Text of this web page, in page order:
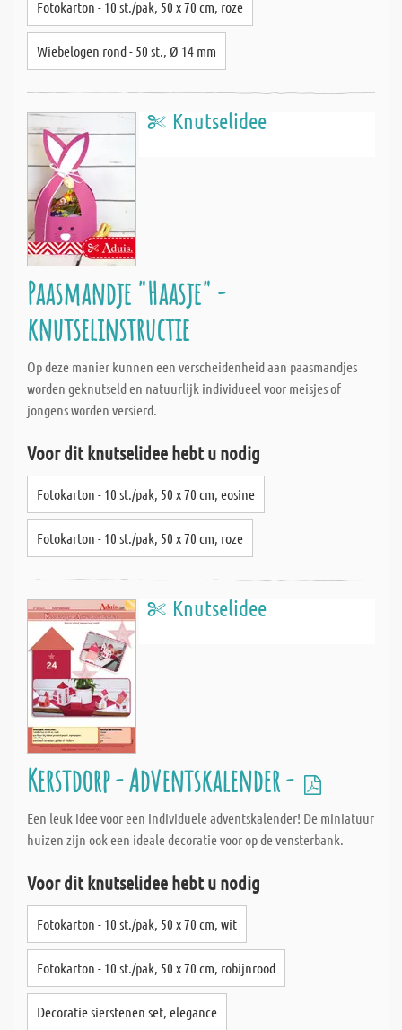
Fotokarton - 10 st./pak, 50 x 70 cm, roze
Wiebelogen rond - 50 st., Ø 14 mm
Knutselidee
Paasmandje "Haasje" -
knutselinstructie
Op deze manier kunnen een verscheidenheid aan paasmandjes
worden geknutseld en natuurlijk individueel voor meisjes of
jongens worden versierd.
Voor dit knutselidee hebt u nodig
Fotokarton - 10 st./pak, 50 x 70 cm, eosine
Fotokarton - 10 st./pak, 50 x 70 cm, roze
Knutselidee
Kerstdorp - Adventskalender -
Een leuk idee voor een individuele adventskalender! De miniatuur
huizen zijn ook een ideale decoratie voor op de vensterbank.
Voor dit knutselidee hebt u nodig
Fotokarton - 10 st./pak, 50 x 70 cm, wit
Fotokarton - 10 st./pak, 50 x 70 cm, robijnrood
Decoratie sierstenen set, elegance